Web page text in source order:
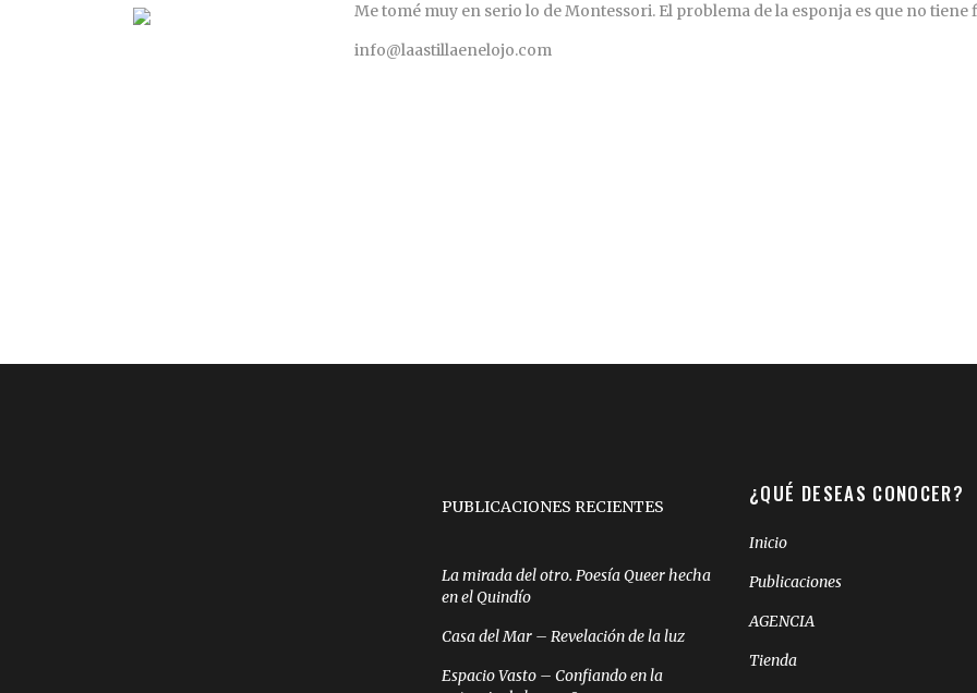
Me tomé muy en serio lo de Montessori. El problema de la esponja es que no tiene
info@laastillaenelojo.com
PUBLICACIONES RECIENTES
La mirada del otro. Poesía Queer hecha
en el Quindío
Casa del Mar – Revelación de la luz
Espacio Vasto – Confiando en la
¿QUÉ DESEAS CONOCER?
Inicio
Publicaciones
AGENCIA
Tienda